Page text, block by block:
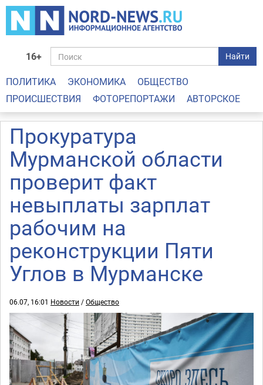
16+ Найти
ПОЛИТИКА ЭКОНОМИКА
ОБЩЕСТВО
ПРОИСШЕСТВИЯ
ФОТОРЕПОРТАЖИ АВТОРСКОЕ
Прокуратура
Мурманской области
проверит факт
невыплаты зарплат
рабочим на
реконструкции Пяти
Углов в Мурманске
06.07, 16:01 Новости /Общество